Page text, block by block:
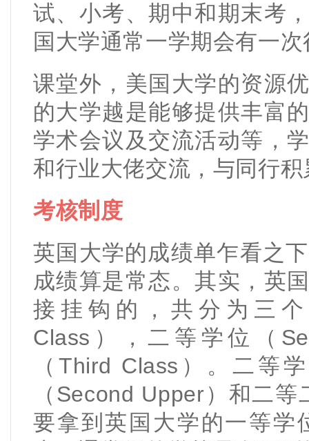
试、小考、期中和期末考
国大学通常一学期会有一
课堂外，美国大学的资源
的大学越是能够提供丰富
学术会议及交流活动等，
和行业大佬交流，与同行
考核制度
英国大学的成绩单乍看之
成绩算是常态。其实，英
接挂钩的，共分为三
Class），二等学位（
（Third Class）。二等
（Second Upper）和二
要拿到英国大学的一等学